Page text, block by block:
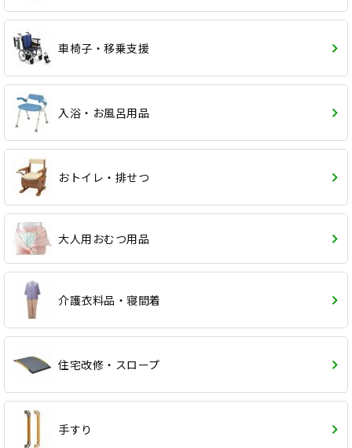
車椅子・移乗支援
入浴・お風呂用品
おトイレ・排せつ
大人用おむつ用品
介護衣料品・寝間着
住宅改修・スロープ
手すり